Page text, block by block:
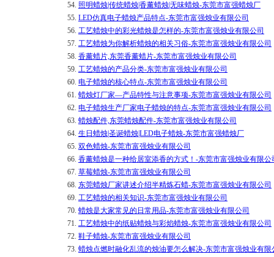
54. 照明蜡烛|传统蜡烛|香薰蜡烛|无味蜡烛-东莞市富强蜡烛厂
55. LED仿真电子蜡烛产品特点-东莞市富强烛业有限公司
56. 工艺蜡烛中的彩光蜡烛是怎样的-东莞市富强烛业有限公司
57. 工艺蜡烛为你解析蜡烛的相关习俗-东莞市富强烛业有限公司
58. 香薰蜡片,东莞香薰蜡片-东莞市富强烛业有限公司
59. 工艺蜡烛的产品分类-东莞市富强烛业有限公司
60. 电子蜡烛的核心特点-东莞市富强烛业有限公司
61. 蜡烛灯厂家—产品特性与注意事项-东莞市富强烛业有限公司
62. 电子蜡烛生产厂家电子蜡烛的特点-东莞市富强烛业有限公司
63. 蜡烛配件,东莞蜡烛配件-东莞市富强烛业有限公司
64. 生日蜡烛|圣诞蜡烛|LED电子蜡烛-东莞市富强蜡烛厂
65. 双色蜡烛-东莞市富强烛业有限公司
66. 香薰蜡烛是一种给居室添香的方式！-东莞市富强烛业有限公
67. 草莓蜡烛-东莞市富强烛业有限公司
68. 东莞蜡烛厂家讲述介绍半精炼石蜡-东莞市富强烛业有限公司
69. 工艺蜡烛的相关知识-东莞市富强烛业有限公司
70. 蜡烛是大家常见的日常用品-东莞市富强烛业有限公司
71. 工艺蜡烛中的纸贴蜡烛与彩焰蜡烛-东莞市富强烛业有限公司
72. 鞋子蜡烛-东莞市富强烛业有限公司
73. 蜡烛点燃时融化乱流的烛油要怎么解决-东莞市富强烛业有限